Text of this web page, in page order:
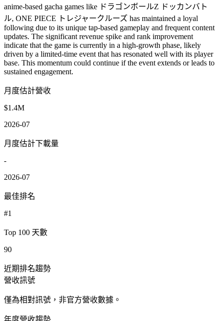
anime-based gacha games like ドラゴンボールZ ドッカンバト
ル, ONE PIECE トレジャークルーズ has maintained a loyal
following due to its unique tap-based gameplay and frequent content
updates. The significant revenue spike and rank improvement
indicate that the game is currently in a high-growth phase, likely
driven by a limited-time event that has resonated well with its player
base. This momentum could continue if the event extends or leads to
sustained engagement.
月度估計營收
$1.4M
2026-07
月度估計下載量
-
2026-07
最佳排名
#1
Top 100 天數
90
近期排名趨勢
營收訊號
僅為相對訊號，非官方營收數據。
年度營收趨勢